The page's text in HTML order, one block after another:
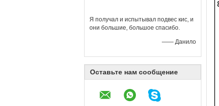
Я получал и испытывал подвес кис, и
они большие, большое спасибо.
—— Данило
Оставьте нам сообщение